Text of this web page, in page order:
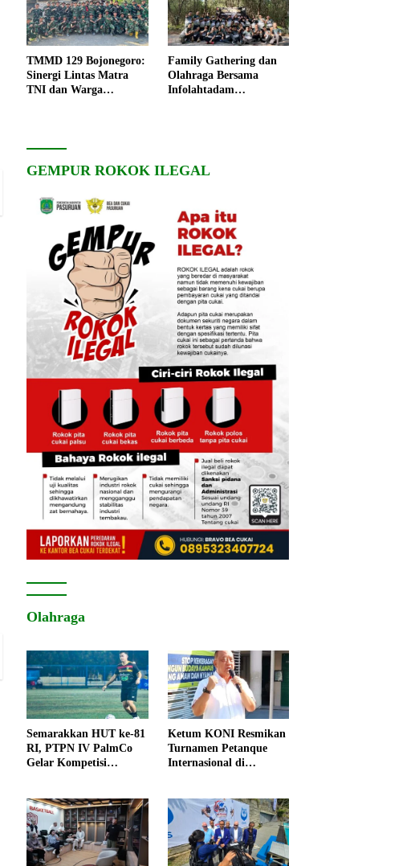
TMMD 129 Bojonegoro:
Sinergi Lintas Matra
TNI dan Warga
Family Gathering dan
Olahraga Bersama
Infolahtadam
GEMPUR ROKOK ILEGAL
Olahraga
Semarakkan HUT ke-81
RI, PTPN IV PalmCo
Gelar Kompetisi
Ketum KONI Resmikan
Turnamen Petanque
Internasional di